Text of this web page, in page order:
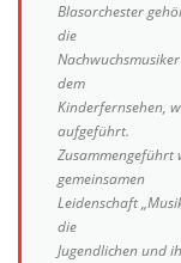
Blasorchester
die
dem
Kinderfernsehen,
aufgeführt.
Zusammengeführt
gemeinsamen
Leidenschaft
die
Jugendlichen und